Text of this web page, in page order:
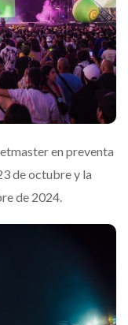
en preventa
de octubre y la
de 2024.